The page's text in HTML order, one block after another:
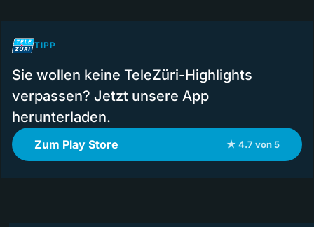
TIPP
Sie wollen keine TeleZüri-Highlights
verpassen? Jetzt unsere App
herunterladen.
Zum Play Store ★ 4.7 von 5